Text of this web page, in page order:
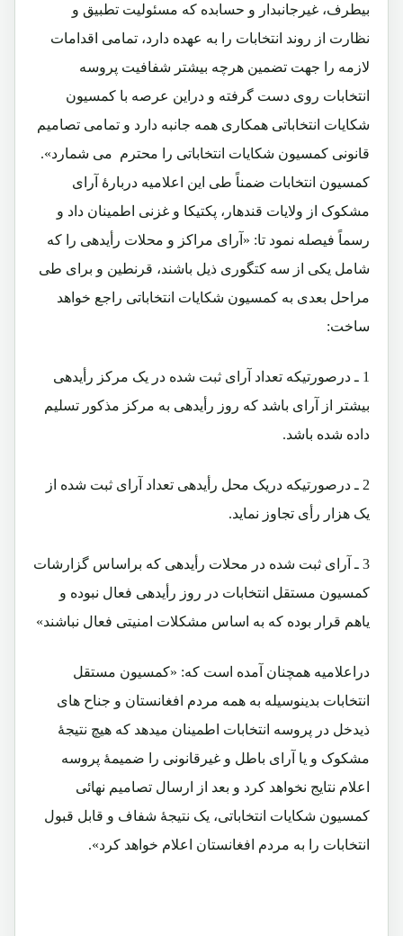
بیطرف، غیرجانبدار و حسابده که مسئولیت تطبیق و
نظارت از روند انتخابات را به عهده دارد، تمامی اقدامات
لازمه را جهت تضمین هرچه بیشتر شفافیت پروسه
انتخابات روی دست گرفته و دراین عرصه با کمسیون
شکایات انتخاباتی همکاری همه جانبه دارد و تمامی تصامیم
قانونی کمسیون شکایات انتخاباتی را محترم می شمارد».
کمسیون انتخابات ضمناً طی این اعلامیه دربارۀ آرای
مشکوک از ولایات قندهار، پکتیکا و غزنی اطمینان داد و
رسماً فیصله نمود تا: «آرای مراکز و محلات رأیدهی را که
شامل یکی از سه کتگوری ذیل باشند، قرنطین و برای طی
مراحل بعدی به کمسیون شکایات انتخاباتی راجع خواهد
ساخت:
1 ـ درصورتیکه تعداد آرای ثبت شده در یک مرکز رأیدهی
بیشتر از آرای باشد که روز رأیدهی به مرکز مذکور تسلیم
داده شده باشد.
2 ـ درصورتیکه دریک محل رأیدهی تعداد آرای ثبت شده از
یک هزار رأی تجاوز نماید.
3 ـ آرای ثبت شده در محلات رأیدهی که براساس گزارشات
کمسیون مستقل انتخابات در روز رأیدهی فعال نبوده و
یاهم قرار بوده که به اساس مشکلات امنیتی فعال نباشند»
دراعلامیه همچنان آمده است که: «کمسیون مستقل
انتخابات بدینوسیله به همه مردم افغانستان و جناح های
ذیدخل در پروسه انتخابات اطمینان میدهد که هیچ نتیجۀ
مشکوک و یا آرای باطل و غیرقانونی را ضمیمۀ پروسه
اعلام نتایج نخواهد کرد و بعد از ارسال تصامیم نهائی
کمسیون شکایات انتخاباتی، یک نتیجۀ شفاف و قابل قبول
انتخابات را به مردم افغانستان اعلام خواهد کرد».